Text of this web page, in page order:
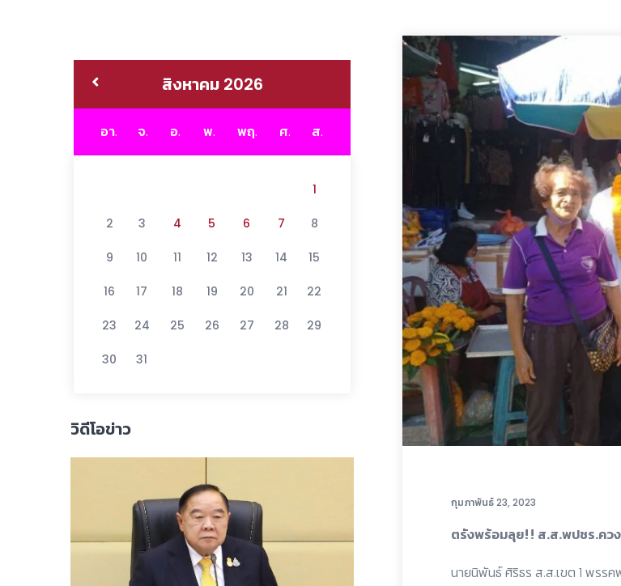
กุมภาพันธ์ 23, 2023
ตรังพร้อมลุย!! ส.ส.พปชร.ควง
นายนิพันธ์ ศิริธร ส.ส.เขต 1 พรร
สิงหาคม 2026
อา. จ. อ. พ. พฤ. ศ. ส.
1
2 3 4 5 6 7 8
9 10 11 12 13 14 15
16 17 18 19 20 21 22
23 24 25 26 27 28 29
30 31
วิดีโอข่าว